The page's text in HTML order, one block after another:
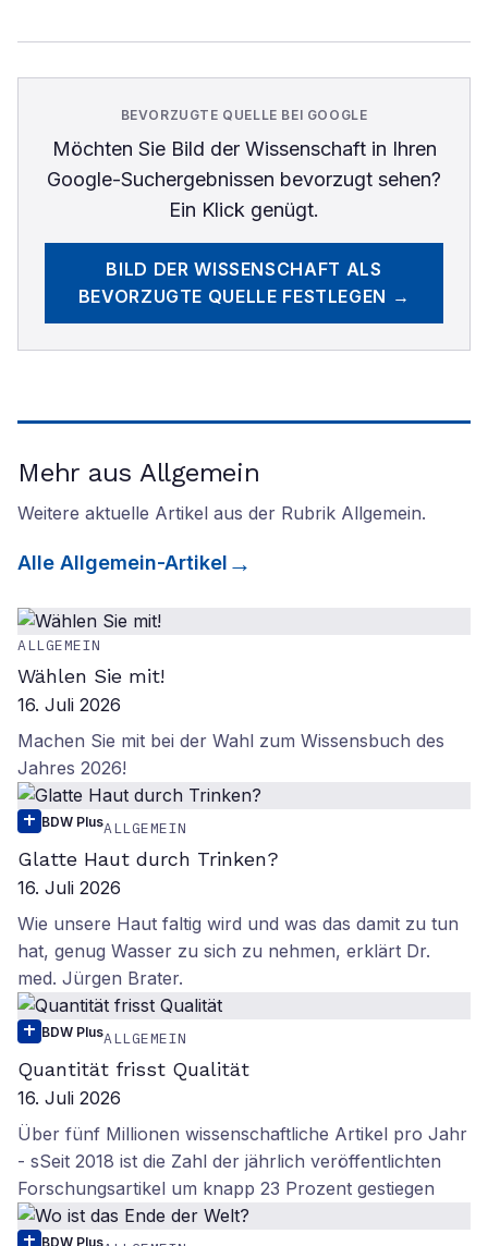
BEVORZUGTE QUELLE BEI GOOGLE
Möchten Sie Bild der Wissenschaftin Ihren
Google-Suchergebnissen bevorzugt sehen?
Ein Klick genügt.
BILD DER WISSENSCHAFT ALS
BEVORZUGTE QUELLE FESTLEGEN →
Mehr aus Allgemein
Weitere aktuelle Artikel aus der Rubrik Allgemein.
Alle Allgemein-Artikel
ALLGEMEIN
Wählen Sie mit!
16. Juli 2026
Machen Sie mit bei der Wahl zum Wissensbuch des
Jahres 2026!
BDW PlusALLGEMEIN
Glatte Haut durch Trinken?
16. Juli 2026
Wie unsere Haut faltig wird und was das damit zu tun
hat, genug Wasser zu sich zu nehmen, erklärt Dr.
med. Jürgen Brater.
BDW PlusALLGEMEIN
Quantität frisst Qualität
16. Juli 2026
Über fünf Millionen wissenschaftliche Artikel pro Jahr
- sSeit 2018 ist die Zahl der jährlich veröffentlichten
Forschungsartikel um knapp 23 Prozent gestiegen
BDW Plus